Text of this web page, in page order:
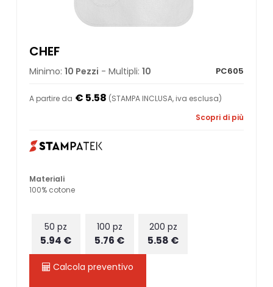
CHEF
Minimo: 10 Pezzi - Multipli: 10 PC605
A partire da € 5.58 (STAMPA INCLUSA, iva esclusa)
Scopri di più
Materiali
100% cotone
50 pz
5.94 €
100 pz
5.76 €
200 pz
5.58 €
Calcola preventivo